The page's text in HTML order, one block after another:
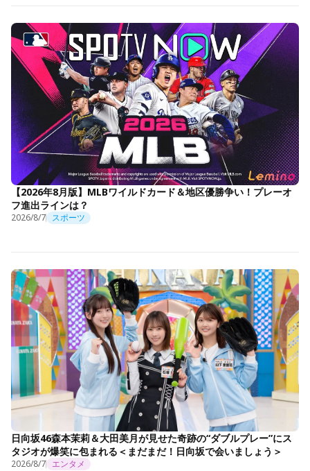
【2026年8月版】MLBワイルドカード＆地区優勝争い！プレーオ
フ進出ラインは？
2026/8/7 スポーツ
日向坂46森本茉莉＆大田美月が見せた奇跡の“ダブルプレー”にス
タジオが爆笑に包まれる＜まだまだ！日向坂で会いましょう＞
2026/8/7 エンタメ